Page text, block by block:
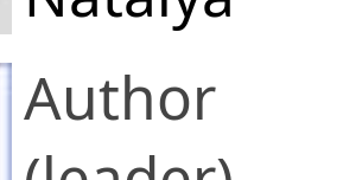
Pavlivna
фізико-
Author